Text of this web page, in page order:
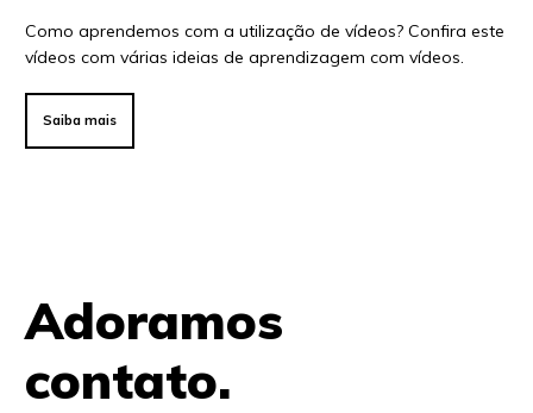
Para Educadores
Para Líderes
Como aprendemos com a utilização de vídeos? Confira este
vídeos com várias ideias de aprendizagem com vídeos.
Saiba mais
Adoramos
contato.